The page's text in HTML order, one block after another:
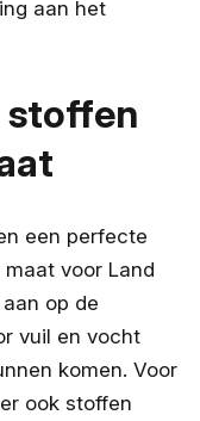
aan het
stoffen
een perfecte
voor Land
op de
vuil en vocht
komen. Voor
ook stoffen